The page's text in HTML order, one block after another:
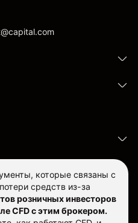
которые связаны с
средств из-за
розничных инвесторов
CFD с этим брокером.